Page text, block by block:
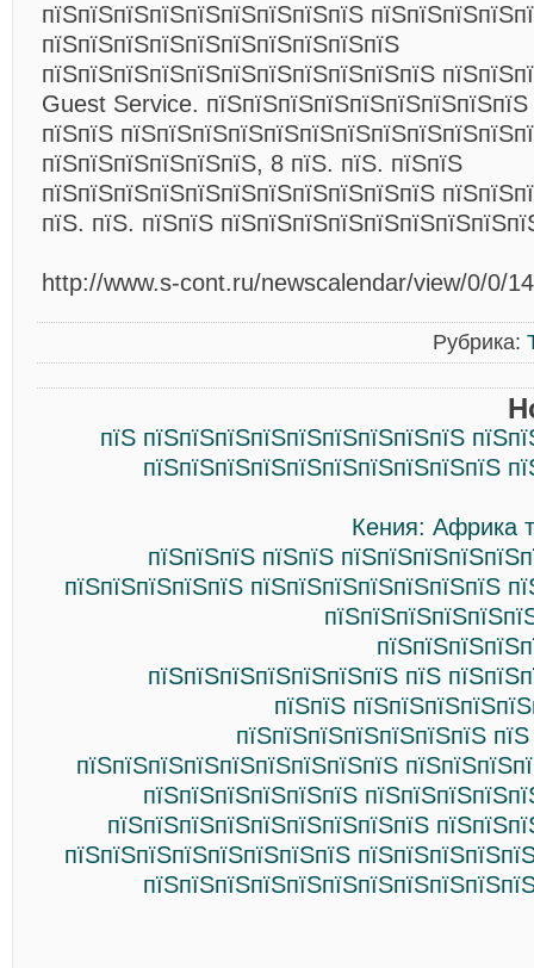
пїЅпїЅпїЅпїЅпїЅпїЅпїЅпїЅпїЅ
пїЅпїЅпїЅпїЅпїЅпїЅпїЅпїЅпїЅпїЅ
пїЅпїЅпїЅпїЅпїЅпїЅпїЅпїЅпїЅпїЅпїЅ
Guest Service. пїЅпїЅпїЅпїЅпїЅпїЅпїЅпїЅпїЅ
пїЅпїЅ
пїЅпїЅпїЅпїЅпїЅпїЅ, 8 пїЅ. пїЅ. пїЅпїЅ
пїЅпїЅпїЅпїЅпїЅпїЅпїЅпїЅпїЅпїЅпїЅ
пїЅ. пїЅ. пїЅпїЅ
http://www.s-cont.ru/newscalendar/view/0/0/
Рубрика:
пїЅ пїЅпїЅпїЅпїЅпїЅпїЅпїЅпїЅпїЅ
пїЅпїЅпїЅпїЅпїЅпїЅпїЅпїЅпїЅпїЅ
Кения: Африка
пїЅпїЅпїЅ пїЅпїЅ
пїЅпїЅпїЅпїЅпїЅ пїЅпїЅпїЅпїЅпїЅпїЅпїЅ
пїЅпїЅпїЅпїЅпїЅпїЅпїЅ пїЅ
пїЅпїЅ
пїЅпїЅпїЅпїЅпїЅпїЅпїЅ
пїЅпїЅпїЅпїЅпїЅпїЅпїЅпїЅпїЅ
пїЅпїЅпїЅпїЅпїЅпїЅ
пїЅпїЅпїЅпїЅпїЅпїЅпїЅпїЅпїЅ
пїЅпїЅпїЅпїЅпїЅпїЅпїЅпїЅ